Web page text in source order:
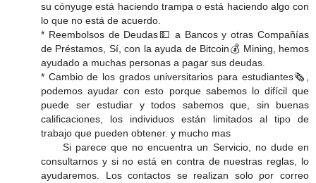
su cónyuge está haciendo trampa o está haciendo algo con
lo que no está de acuerdo.
* Reembolsos de Deudas💵 a Bancos y otras Compañías
de Préstamos, Sí, con la ayuda de Bitcoin💰 Mining, hemos
ayudado a muchas personas a pagar sus deudas.
* Cambio de los grados universitarios para estudiantes🗞,
podemos ayudar con esto porque sabemos lo difícil que
puede ser estudiar y todos sabemos que, sin buenas
calificaciones, los individuos están limitados al tipo de
trabajo que pueden obtener. y mucho mas
Si parece que no encuentra un Servicio, no dude en
consultarnos y si no está en contra de nuestras reglas, lo
ayudaremos. Los contactos se realizan solo por correo